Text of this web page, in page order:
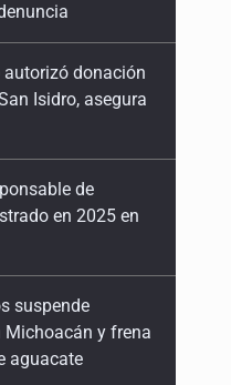
de
en 2025 en
suspende
y frena
aguacate
personas por
Miguel el Alto